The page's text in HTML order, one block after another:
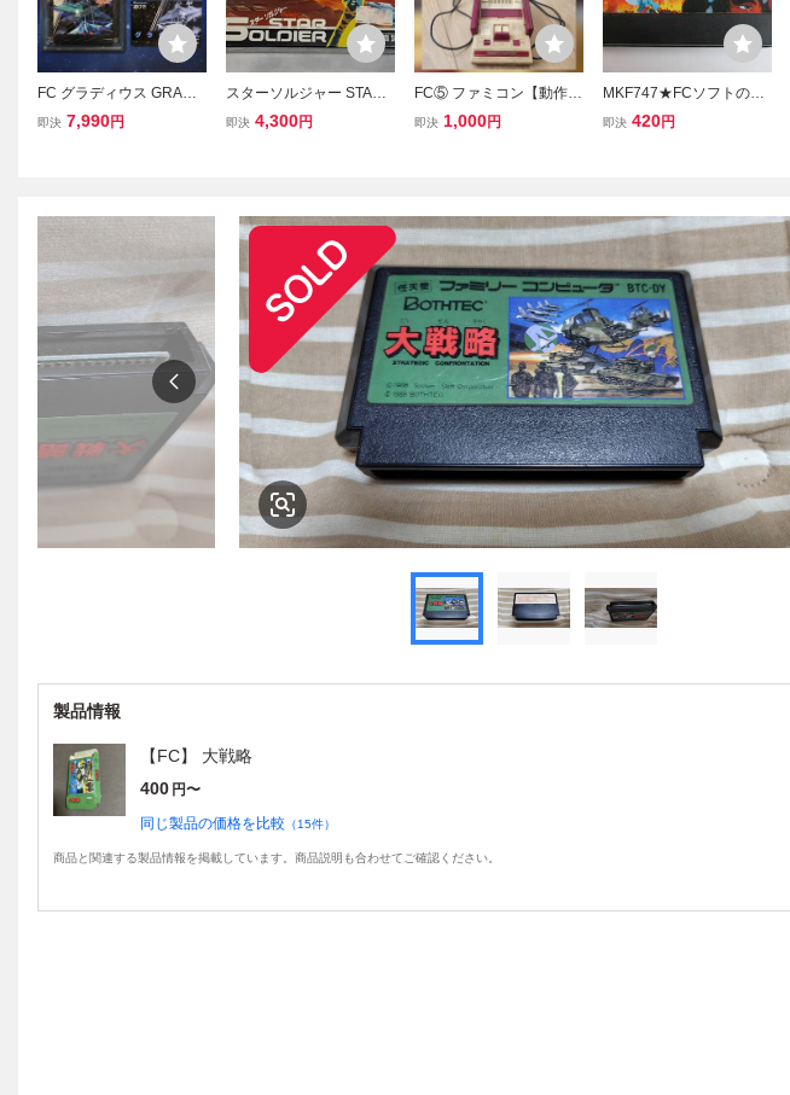
FC グラディウス GRADI
US ファミリーコンピュー
即決 7,990円
スターソルジャー STAR
SOLDIER FC ファミコン
即決 4,300円
FC⑤ ファミコン【動作確
認済み】 HVC-001 ファ
即決 1,000円
MKF747★FCソフトのみ
火の鳥 鳳凰編 我王の冒険
即決 420円
製品情報
【FC】 大戦略
400 円〜
同じ製品の価格を比較 （15件）
商品と関連する製品情報を掲載しています。商品説明も合わせてご確認ください。